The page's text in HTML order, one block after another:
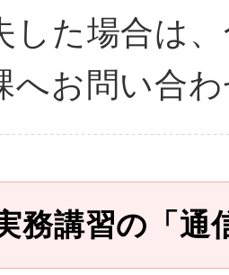
した場合は
へお問い合
務講習の「通